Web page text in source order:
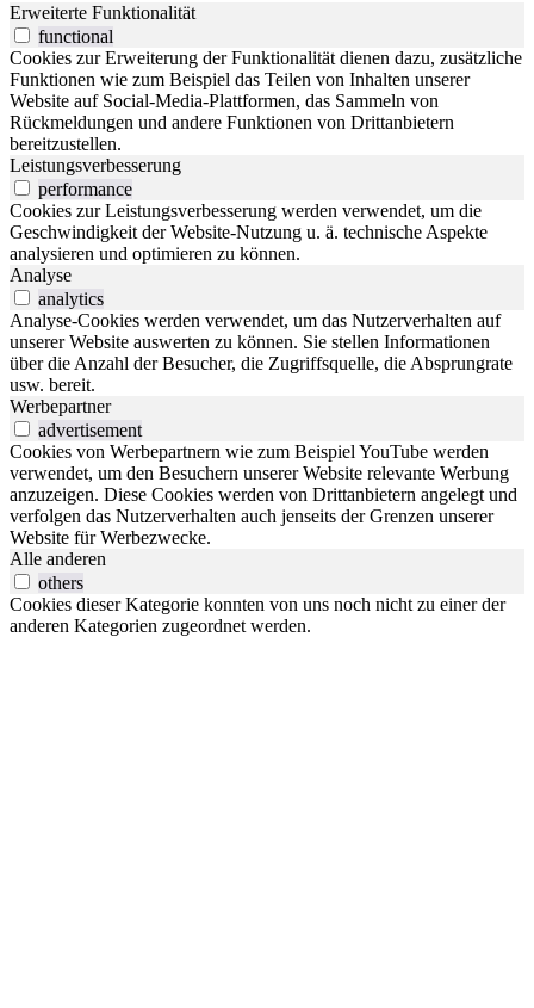
Erweiterte Funktionalität
functional
Cookies zur Erweiterung der Funktionalität dienen dazu, zusätzliche
Funktionen wie zum Beispiel das Teilen von Inhalten unserer
Website auf Social-Media-Plattformen, das Sammeln von
Rückmeldungen und andere Funktionen von Drittanbietern
bereitzustellen.
Leistungsverbesserung
performance
Cookies zur Leistungsverbesserung werden verwendet, um die
Geschwindigkeit der Website-Nutzung u. ä. technische Aspekte
analysieren und optimieren zu können.
Analyse
analytics
Analyse-Cookies werden verwendet, um das Nutzerverhalten auf
unserer Website auswerten zu können. Sie stellen Informationen
über die Anzahl der Besucher, die Zugriffsquelle, die Absprungrate
usw. bereit.
Werbepartner
advertisement
Cookies von Werbepartnern wie zum Beispiel YouTube werden
verwendet, um den Besuchern unserer Website relevante Werbung
anzuzeigen. Diese Cookies werden von Drittanbietern angelegt und
verfolgen das Nutzerverhalten auch jenseits der Grenzen unserer
Website für Werbezwecke.
Alle anderen
others
Cookies dieser Kategorie konnten von uns noch nicht zu einer der
anderen Kategorien zugeordnet werden.